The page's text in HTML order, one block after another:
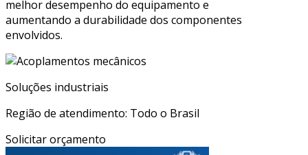
melhor desempenho do equipamento e
aumentando a durabilidade dos componentes
envolvidos.
Soluções industriais
Região de atendimento: Todo o Brasil
Solicitar orçamento